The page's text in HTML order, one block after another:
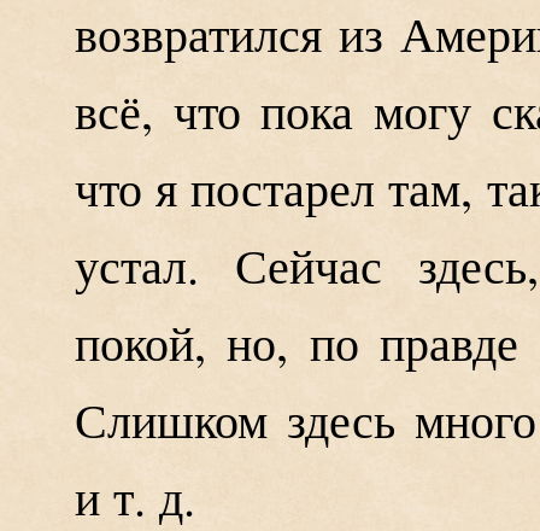
возвратился из
всё, что пока могу
что я постарел там,
устал. Сейчас
покой, но, по правде
Слишком здесь
и т. д.